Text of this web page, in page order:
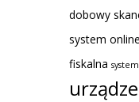
dobowy
system online
fiskalna